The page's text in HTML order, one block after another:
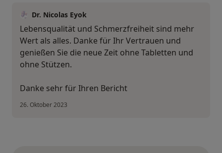
Dr. Nicolas Eyok
Lebensqualität und Schmerzfreiheit sind mehr
Wert als alles. Danke für Ihr Vertrauen und
genießen Sie die neue Zeit ohne Tabletten und
ohne Stützen.
Danke sehr für Ihren Bericht
26. Oktober 2023